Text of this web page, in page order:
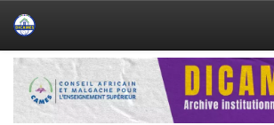
Skip
navigation